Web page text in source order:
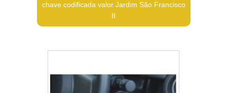
chave codificada valor Jardim São Francisco
II